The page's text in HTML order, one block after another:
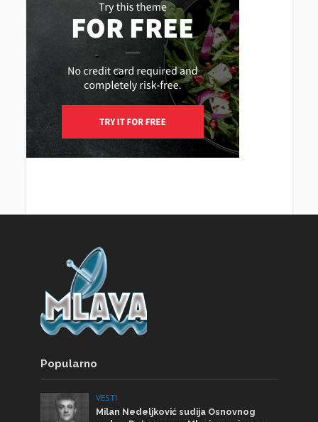
Popularno
VESTI
Milan Nedeljković sudija Osnovnog